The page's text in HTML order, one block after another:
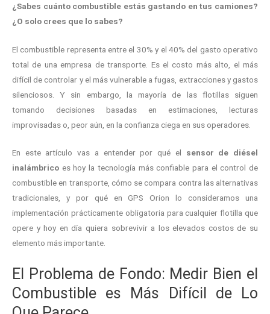
¿Sabes cuánto combustible estás gastando en tus camiones?
¿O solo crees que lo sabes?
El combustible representa entre el 30% y el 40% del gasto operativo
total de una empresa de transporte. Es el costo más alto, el más
difícil de controlar y el más vulnerable a fugas, extracciones y gastos
silenciosos. Y sin embargo, la mayoría de las flotillas siguen
tomando decisiones basadas en estimaciones, lecturas
improvisadas o, peor aún, en la confianza ciega en sus operadores.
En este artículo vas a entender por qué el sensor de diésel
inalámbrico es hoy la tecnología más confiable para el control de
combustible en transporte, cómo se compara contra las alternativas
tradicionales, y por qué en GPS Orion lo consideramos una
implementación prácticamente obligatoria para cualquier flotilla que
opere y hoy en día quiera sobrevivir a los elevados costos de su
elemento más importante.
El Problema de Fondo: Medir Bien el
Combustible es Más Difícil de Lo